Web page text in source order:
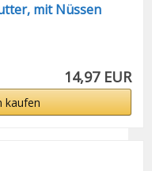
mit Nüssen
14,97 EUR
kaufen